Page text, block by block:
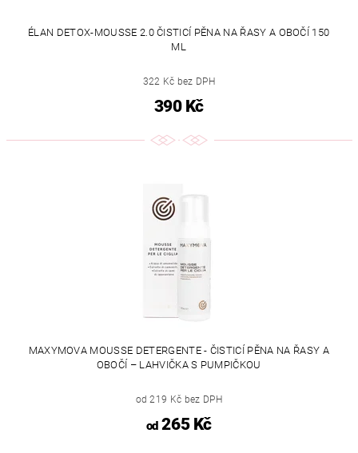
ÉLAN DETOX-MOUSSE 2.0 ČISTICÍ PĚNA NA ŘASY A OBOČÍ 150
ML
322 Kč bez DPH
390 Kč
MAXYMOVA MOUSSE DETERGENTE - ČISTICÍ PĚNA NA ŘASY A
OBOČÍ – LAHVIČKA S PUMPIČKOU
od 219 Kč bez DPH
od265 Kč